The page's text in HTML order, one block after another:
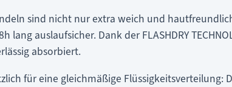
sind nicht nur extra weich und
lang auslaufsicher. Dank der FLASHDRY
absorbiert.
für eine gleichmäßige Flüssigkeitsverteilung: